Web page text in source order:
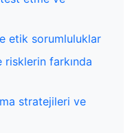
etik sorumluluklar
risklerin farkında
stratejileri ve